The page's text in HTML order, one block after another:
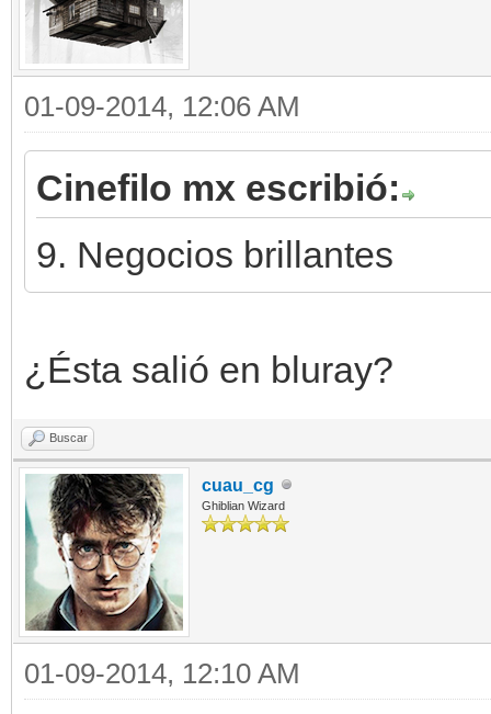
01-09-2014, 12:06 AM
Cinefilo mx escribió:
9. Negocios brillantes
¿Ésta salió en bluray?
Buscar
cuau_cg
Ghiblian Wizard
01-09-2014, 12:10 AM